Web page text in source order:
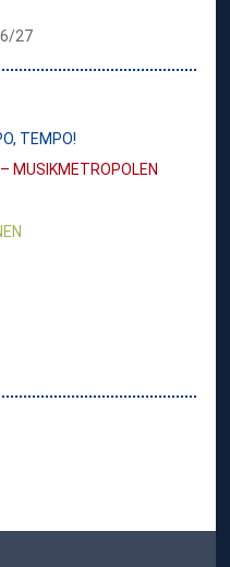
27
TEMPO!
MUSIKMETROPOLEN